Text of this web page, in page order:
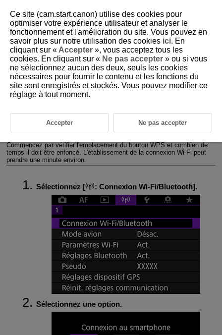
D185-178
ConnexionWi-Fivia un point
d'accès
Mode de point d'accès de l'appareil photo
Configuration manuelle de l'adresse IP
Cette section décrit comment rejoindre un réseau
Commencez par vérifier l'emplacement du bouton WPS et combien de
temps il doit être enfoncé. L'établissement de la connexion Wi-Fi peut
prendre une minute environ.
Sélectionnez [ : Connexion Wi-Fi/Bluetooth].
Sélectionnez une option.
Ce site (cam.start.canon) utilise des cookies pour
optimiser votre expérience utilisateur et analyser le
fonctionnement et l'amélioration du site. Vous pouvez en
savoir plus sur notre utilisation des cookies ici. En
cliquant sur « Accepter », vous acceptez tous les
cookies. En cliquant sur « Ne pas accepter » ou si vous
ne sélectionnez aucun des deux, seuls les cookies
nécessaires pour fournir le contenu et les fonctions du
site sont enregistrés et stockés. Vous pouvez modifier ce
réglage à tout moment.
Accepter Ne pas accepter